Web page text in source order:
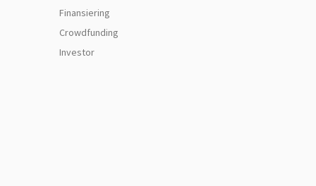
Finansiering
Crowdfunding
Investor